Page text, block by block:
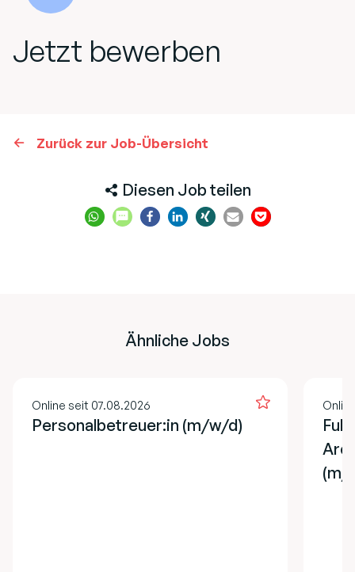
Jetzt bewerben
Zurück zur Job-Übersicht
Diesen Job teilen
Ähnliche Jobs
Online seit 07.08.2026
Personalbetreuer:in (m/w/d)
Full
(m/